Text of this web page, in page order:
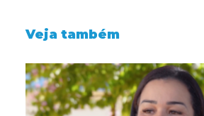
Veja também